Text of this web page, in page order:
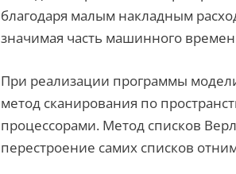
благодаря малым накладным
значимая часть машинного
При реализации программы
метод сканирования по
процессорами. Метод списков
перестроение самих списков